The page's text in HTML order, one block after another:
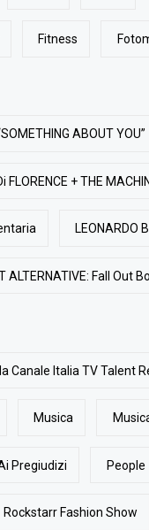
Fitness
ABOUT YOU”
FLORENCE + THE
LEONARDO
ALTERNATIVE: Fall Out
Canale Italia TV Talent
Musica
Pregiudizi People
Rockstarr Fashion Show